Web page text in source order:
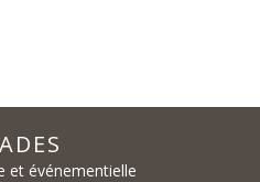
et événementielle